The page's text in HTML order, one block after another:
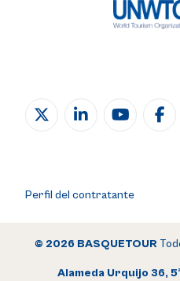
Perfil del contratante
© 2026 BASQUETOUR
Alameda Urquijo 36,